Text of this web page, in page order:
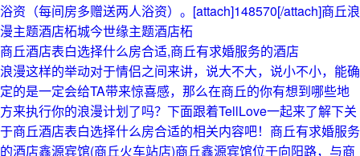
浴资（每间房多赠送两人浴资）。[attach]148570[/attach]商丘浪
漫主题酒店柘城今世缘主题酒店柘
商丘酒店表白选择什么房合适,商丘有求婚服务的酒店
浪漫这样的举动对于情侣之间来讲，说大不大，说小不小，能确
定的是一定会给TA带来惊喜感，那么在商丘的你有想到哪些地
方来执行你的浪漫计划了吗？下面跟着TellLove一起来了解下关
于商丘酒店表白选择什么房合适的相关内容吧！商丘有求婚服务
的酒店鑫源宾馆(商丘火车站店)商丘鑫源宾馆位于向阳路，与商